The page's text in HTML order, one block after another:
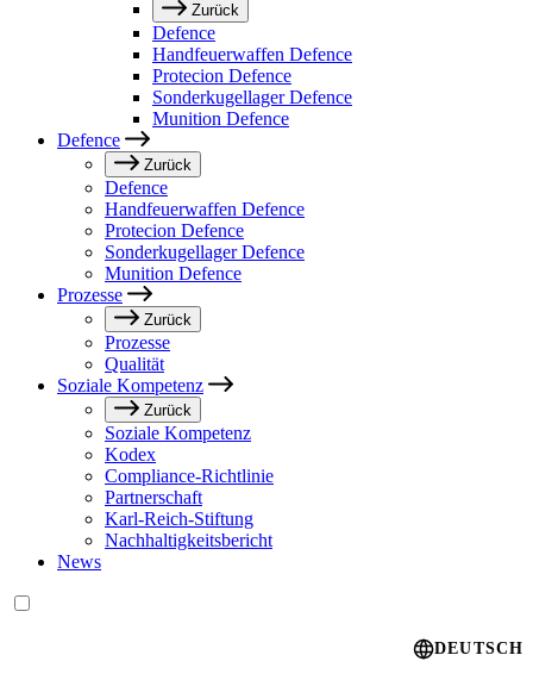
Zurück
Defence
Handfeuerwaffen Defence
Protecion Defence
Sonderkugellager Defence
Munition Defence
Defence
Zurück
Defence
Handfeuerwaffen Defence
Protecion Defence
Sonderkugellager Defence
Munition Defence
Prozesse
Zurück
Prozesse
Qualität
Soziale Kompetenz
Zurück
Soziale Kompetenz
Kodex
Compliance-Richtlinie
Partnerschaft
Karl-Reich-Stiftung
Nachhaltigkeitsbericht
News
DEUTSCH